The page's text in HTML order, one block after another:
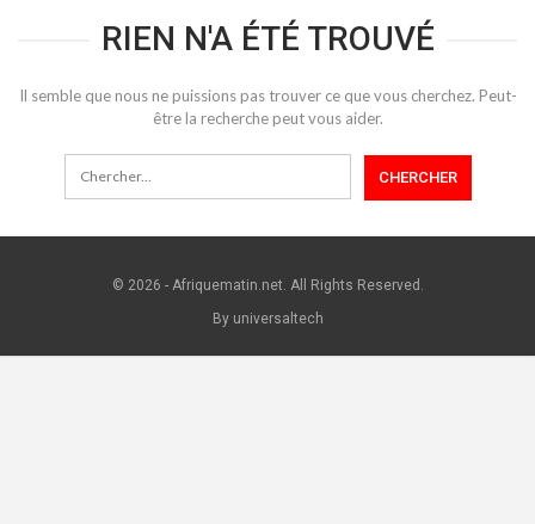
RIEN N'A ÉTÉ TROUVÉ
Il semble que nous ne puissions pas trouver ce que vous cherchez. Peut-
être la recherche peut vous aider.
© 2026 - Afriquematin.net. All Rights Reserved.
By universaltech